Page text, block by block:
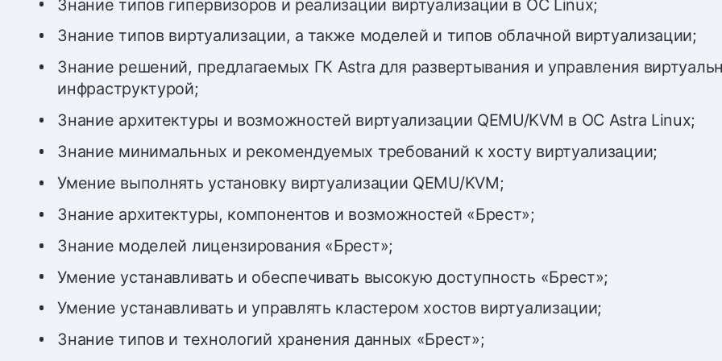
Знание типов гипервизоров и реализации виртуализации в ОС Linux;
Знание типов виртуализации, а также моделей и типов облачной виртуализации;
Знание решений, предлагаемых ГК Astra для развертывания и управления
инфраструктурой;
Знание архитектуры и возможностей виртуализации QEMU/KVM в ОС Astra Linux;
Знание минимальных и рекомендуемых требований к хосту виртуализации;
Умение выполнять установку виртуализации QEMU/KVM;
Знание архитектуры, компонентов и возможностей «Брест»;
Знание моделей лицензирования «Брест»;
Умение устанавливать и обеспечивать высокую доступность «Брест»;
Умение устанавливать и управлять кластером хостов виртуализации;
Знание типов и технологий хранения данных «Брест»;